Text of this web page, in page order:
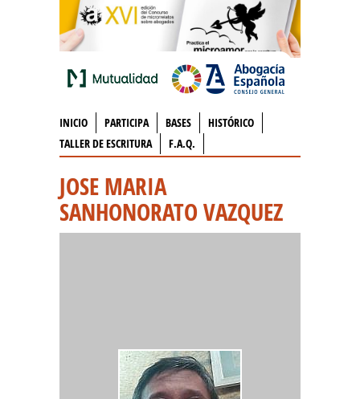
INICIO PARTICIPA BASES
HISTÓRICO
TALLER DE ESCRITURA
F.A.Q.
JOSE MARIA
SANHONORATO VAZQUEZ